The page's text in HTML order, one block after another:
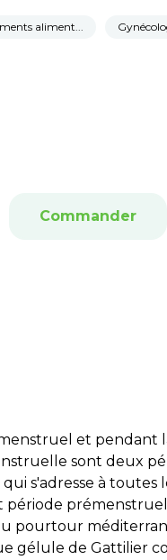
aliment...
Commander
et pendant
sont deux
s'adresse à toutes
pourtour
gélule de Gattilier